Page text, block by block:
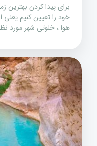
برای پیدا کردن بهترین
خود را تعیین کنیم
هوا ، خلوتی شهر مورد